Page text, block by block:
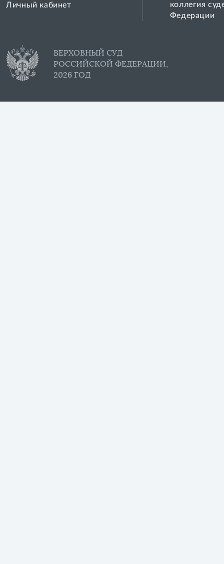
Личный кабинет
коллегия
Федерации
ВЕРХОВНЫЙ СУД
РОССИЙСКОЙ ФЕДЕРАЦИИ,
2026 ГОД